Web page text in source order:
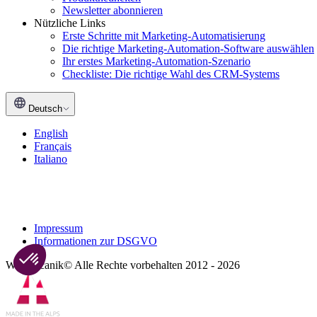
Axeptio consent
Einwilligungsmanagementplattform: Passen Sie Ihre
Newsletter abonnieren
Nützliche Links
Erste Schritte mit Marketing-Automatisierung
Die richtige Marketing-Automation-Software auswählen
Ihr erstes Marketing-Automation-Szenario
Checkliste: Die richtige Wahl des CRM-Systems
Deutsch
English
Français
Italiano
Impressum
Informationen zur DSGVO
Webmecanik© Alle Rechte vorbehalten 2012 - 2026